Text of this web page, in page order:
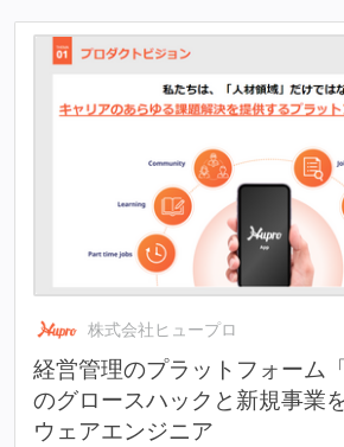
株式会社ヒュープロ
経営管理のプラットフォーム
のグロースハックと新規事業
ウェアエンジニア